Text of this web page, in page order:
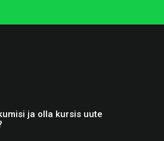
ja olla kursis uute